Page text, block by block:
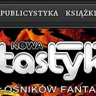
PUBLICYSTYKA KSIĄŻKI